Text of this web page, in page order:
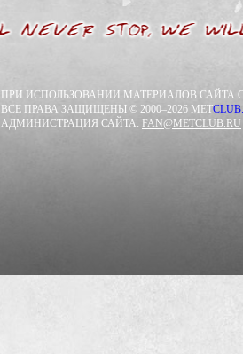
ПРИ ИСПОЛЬЗОВАНИИ МАТЕРИАЛОВ САЙТА
ВСЕ ПРАВА ЗАЩИЩЕНЫ © 2000–2026 METCLUB.
АДМИНИСТРАЦИЯ САЙТА: FAN@METCLUB.RU